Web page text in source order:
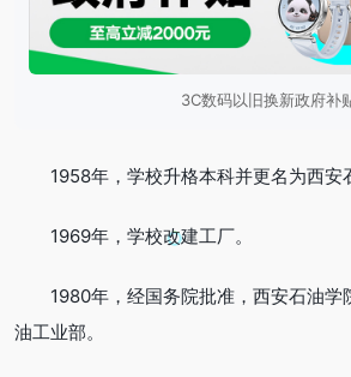
3C数码以旧换新政府补
1958年，学校升格本科并更名为西安
1969年，学校改建工厂。
1980年，经国务院批准，西安石油学
油工业部。